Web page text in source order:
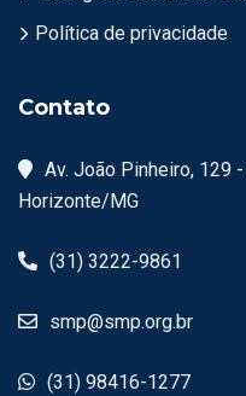
Política de privacidade
Contato
Av. João Pinheiro, 129
Horizonte/MG
(31) 3222-9861
smp@smp.org.br
(31) 98416-1277